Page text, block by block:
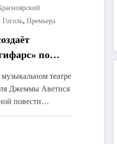
, Премьера
по
театре
Джеммы Аветися
повести…